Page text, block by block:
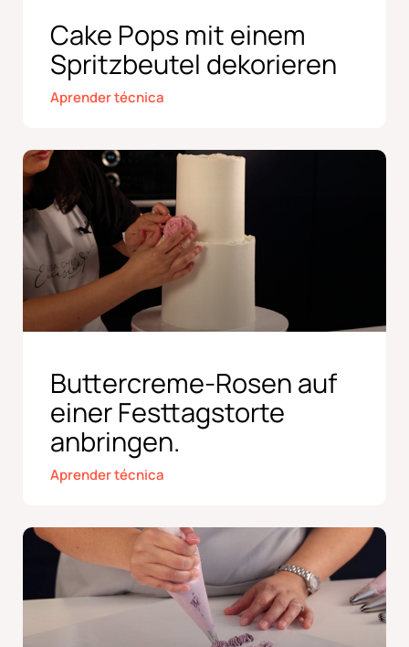
Cake Pops mit einem
Spritzbeutel dekorieren
Aprender técnica
Buttercreme-Rosen auf
einer Festtagstorte
anbringen.
Aprender técnica